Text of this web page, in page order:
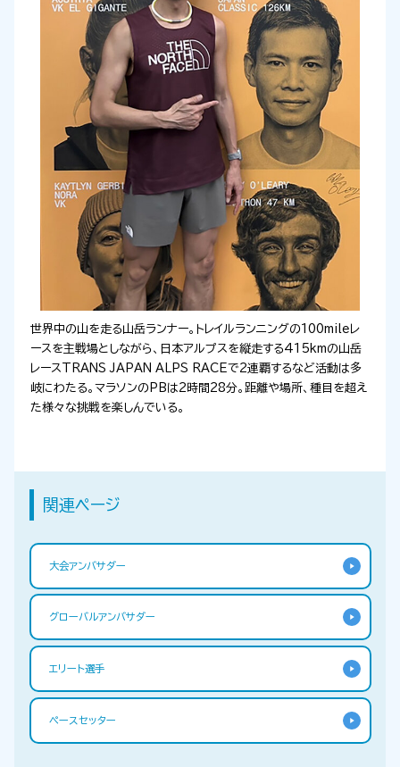
世界中の山を走る山岳ランナー。トレイルランニングの100mileレ
ースを主戦場としながら、日本アルプスを縦走する415kmの山岳
レースTRANS JAPAN ALPS RACEで2連覇するなど活動は多
岐にわたる。マラソンのPBは2時間28分。距離や場所、種目を超え
た様々な挑戦を楽しんでいる。
関連ページ
大会アンバサダー
グローバルアンバサダー
エリート選手
ペースセッター